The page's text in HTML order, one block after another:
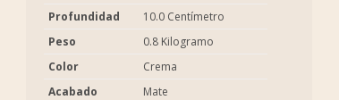
Profundidad
10.0 Centímetro
Peso
0.8 Kilogramo
Color
Crema
Acabado
Mate